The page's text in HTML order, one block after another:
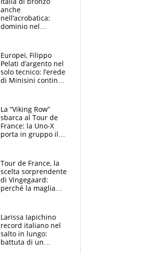
anche
nell’acrobatica:
dominio nel
e compagni
continuare
Europei, Filippo
Pelati d’argento nel
solo tecnico: l’erede
di Minisini continua
mirino
La “Viking Row”
sbarca al Tour de
France: la Uno-X
porta in gruppo il
compagni
Tour de France, la
scelta sorprendente
di Vingegaard:
perché la maglia
rischio da evitare
Larissa Iapichino
record italiano nel
salto in lungo:
battuta di un